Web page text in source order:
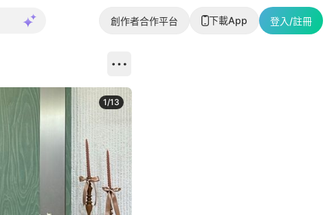
創作者合作平台 下載App 登入/註冊
1/13